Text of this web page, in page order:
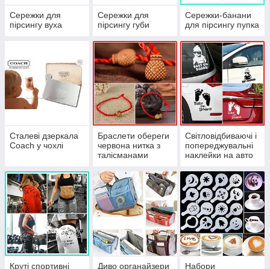
Сережки для
пірсингу вуха
Сережки для
пірсингу губи
Сережки-банани
для пірсингу пупка
Сталеві дзеркала
Coach у чохлі
Браслети обереги
червона нитка з
талісманами
Світловідбиваючі і
попереджувальні
наклейки на авто
Круті спортивні
Диво органайзери
Набори